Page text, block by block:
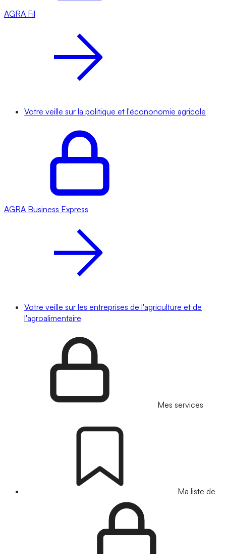
AGRA Fil
Votre veille sur la politique et l'écononomie agricole
AGRA Business Express
Votre veille sur les entreprises de l'agriculture et de
l'agroalimentaire
Mes services
Ma liste de